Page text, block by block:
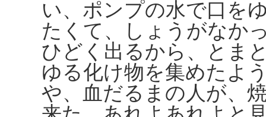
い、ポンプの水で口を
たくて、しょうがなか
ひどく出るから、とま
ゆる化け物を集めたよ
や、血だるまの人が、